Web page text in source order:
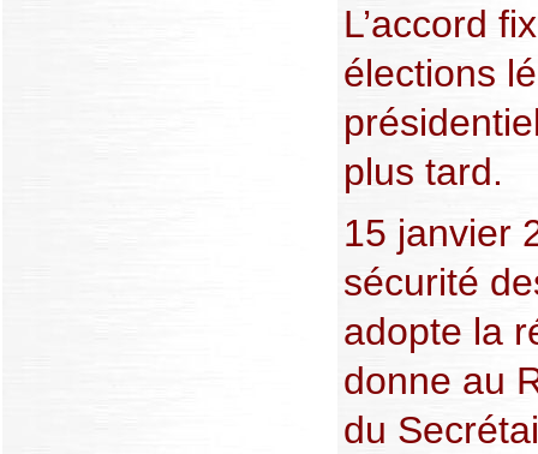
L’accord
élections
plus tard.
15 janvier
sécurité
adopte la
donne au
du